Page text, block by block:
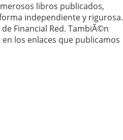
que muchas empresas
20/07/2026
Mexicanos Antes de
por cuenta propia
libros publicados,
independiente y rigurosa.
Financial Red. TambiÃ©n
los enlaces que publicamos